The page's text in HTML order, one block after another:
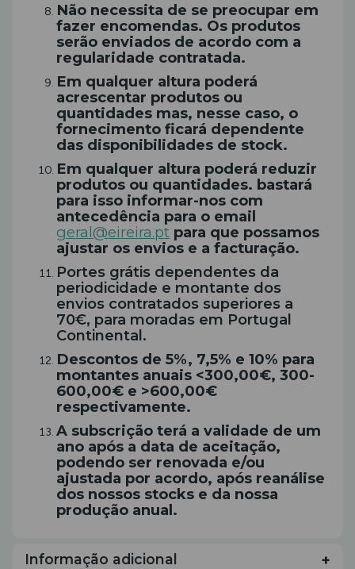
Não necessita de se preocupar em
fazer encomendas. Os produtos
serão enviados de acordo com a
regularidade contratada.
Em qualquer altura poderá
acrescentar produtos ou
quantidades mas, nesse caso, o
fornecimento ficará dependente
das disponibilidades de stock.
Em qualquer altura poderá reduzir
produtos ou quantidades. bastará
para isso informar-nos com
antecedência para o email
geral@eireira.pt para que possamos
ajustar os envios e a facturação.
Portes grátis dependentes da
periodicidade e montante dos
envios contratados superiores a
70€, para moradas em Portugal
Continental.
Descontos de 5%, 7,5% e 10% para
montantes anuais <300,00€, 300-
600,00€ e >600,00€
respectivamente.
A subscrição terá a validade de um
ano após a data de aceitação,
podendo ser renovada e/ou
ajustada por acordo, após reanálise
dos nossos stocks e da nossa
produção anual.
Informação adicional